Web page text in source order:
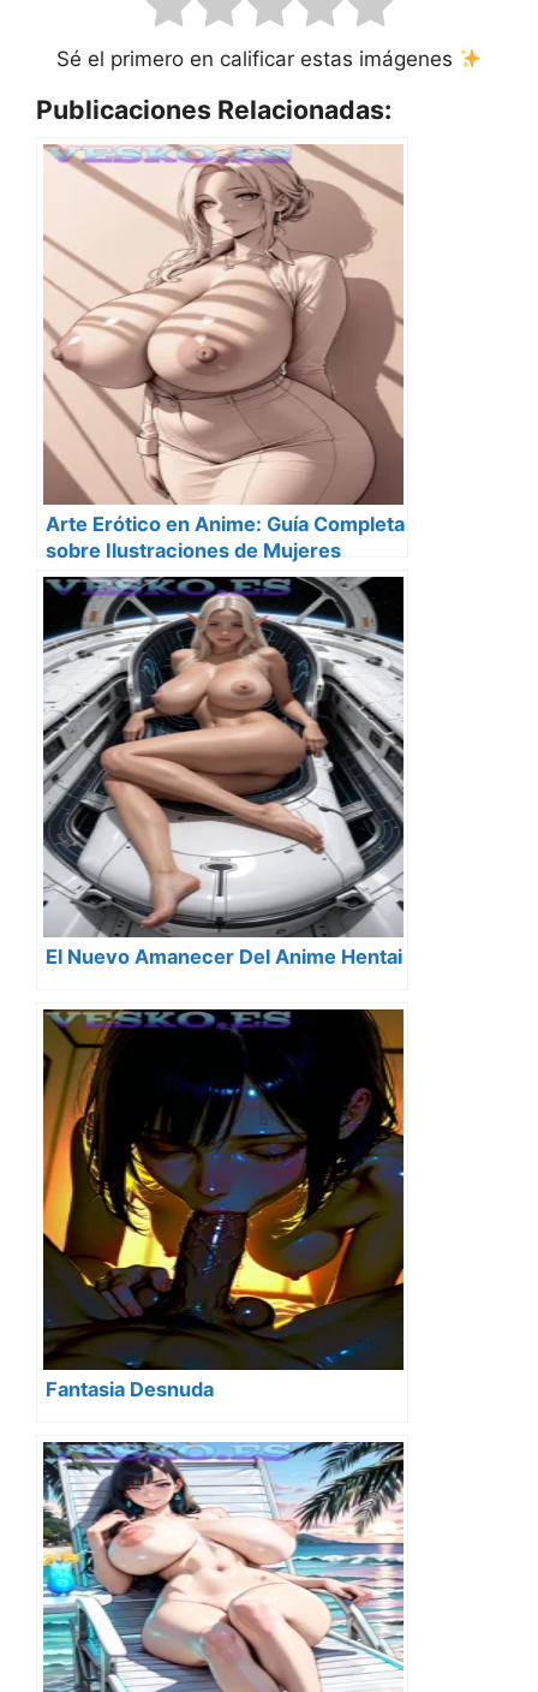
Sé el primero en calificar estas imágenes
Publicaciones Relacionadas:
Arte Erótico en Anime: Guía Completa
sobre Ilustraciones de Mujeres
Desnudas Estilo Anime
El Nuevo Amanecer Del Anime Hentai
Fantasia Desnuda